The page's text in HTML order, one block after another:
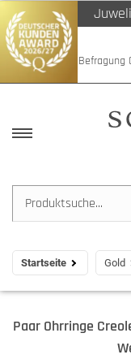
Befragung
Startseite Gold
Paar Ohrringe